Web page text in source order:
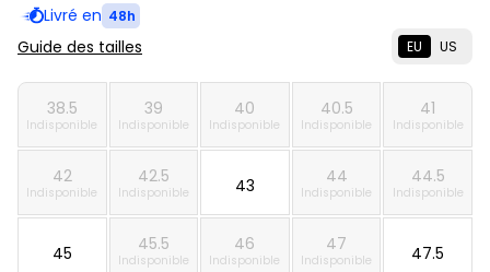
Livré en 48h
Guide des tailles EU US
38.5
Indisponible
39
Indisponible
40
Indisponible
40.5
Indisponible
41
Indisponible
42
Indisponible
42.5
Indisponible 43 44
Indisponible
44.5
Indisponible
45 45.5
Indisponible
46
Indisponible
47
Indisponible 47.5